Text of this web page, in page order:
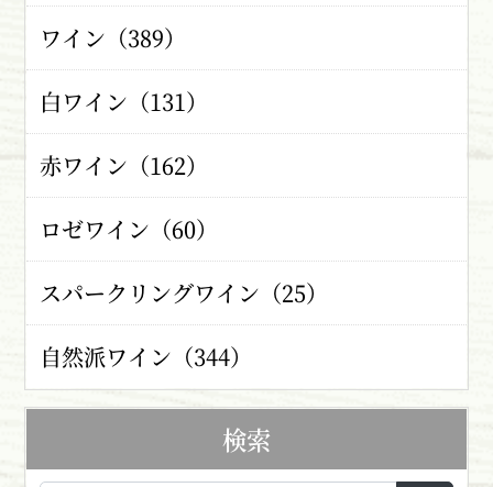
ワイン（389）
白ワイン（131）
赤ワイン（162）
ロゼワイン（60）
スパークリングワイン（25）
自然派ワイン（344）
検索